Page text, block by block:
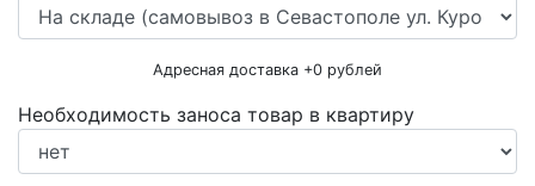
Адресная доставка +0 рублей
Необходимость заноса товар в квартиру